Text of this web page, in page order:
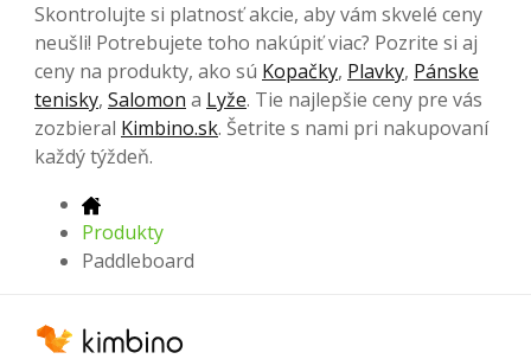
Skontrolujte si platnosť akcie, aby vám skvelé ceny
neušli! Potrebujete toho nakúpiť viac? Pozrite si aj
ceny na produkty, ako sú Kopačky, Plavky, Pánske
tenisky, Salomon a Lyže. Tie najlepšie ceny pre vás
zozbieral Kimbino.sk. Šetrite s nami pri nakupovaní
každý týždeň.
Produkty
Paddleboard